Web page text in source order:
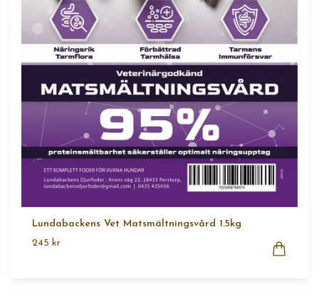
Lundabackens Vet Matsmältningsvård 1.5kg
245 kr